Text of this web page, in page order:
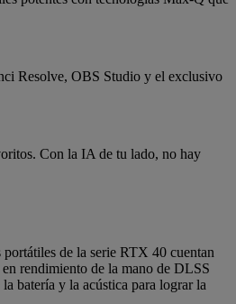
Resolve, OBS Studio y el exclusivo
Con la IA de tu lado, no hay
de la serie RTX 40 cuentan
rendimiento de la mano de DLSS
batería y la acústica para lograr la